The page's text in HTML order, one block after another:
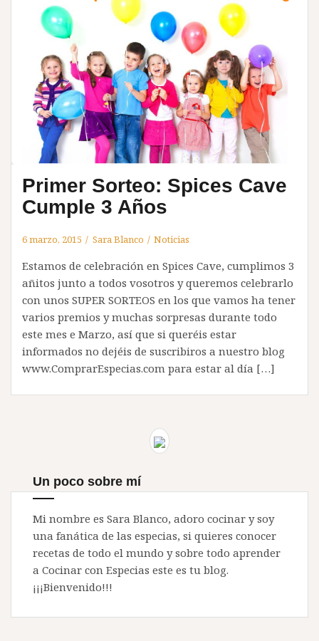
Primer Sorteo: Spices Cave
Cumple 3 Años
6 marzo, 2015 Sara Blanco Noticias
Estamos de celebración en Spices Cave, cumplimos 3
añitos junto a todos vosotros y queremos celebrarlo
con unos SUPER SORTEOS en los que vamos ha tener
varios premios y muchas sorpresas durante todo
este mes e Marzo, así que si queréis estar
informados no dejéis de suscribiros a nuestro blog
www.ComprarEspecias.com para estar al día […]
Un poco sobre mí
Mi nombre es Sara Blanco, adoro cocinar y soy
una fanática de las especias, si quieres conocer
recetas de todo el mundo y sobre todo aprender
a Cocinar con Especias este es tu blog.
¡¡¡Bienvenido!!!